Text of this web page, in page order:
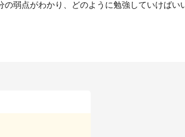
弱点がわかり、どのように勉強していけばい